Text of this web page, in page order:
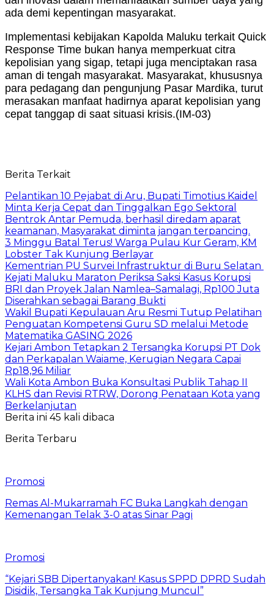
ada demi kepentingan masyarakat.
Implementasi kebijakan Kapolda Maluku terkait Quick
Response Time bukan hanya memperkuat citra
kepolisian yang sigap, tetapi juga menciptakan rasa
aman di tengah masyarakat. Masyarakat, khususnya
para pedagang dan pengunjung Pasar Mardika, turut
merasakan manfaat hadirnya aparat kepolisian yang
cepat tanggap di saat situasi krisis.(IM-03)
Berita Terkait
Pelantikan 10 Pejabat di Aru, Bupati Timotius Kaidel
Minta Kerja Cepat dan Tinggalkan Ego Sektoral
Bentrok Antar Pemuda, berhasil diredam aparat
keamanan, Masyarakat diminta jangan terpancing.
3 Minggu Batal Terus! Warga Pulau Kur Geram, KM
Lobster Tak Kunjung Berlayar
Kementrian PU Survei Infrastruktur di Buru Selatan
Kejati Maluku Maraton Periksa Saksi Kasus Korupsi
BRI dan Proyek Jalan Namlea–Samalagi, Rp100 Juta
Diserahkan sebagai Barang Bukti
Wakil Bupati Kepulauan Aru Resmi Tutup Pelatihan
Penguatan Kompetensi Guru SD melalui Metode
Matematika GASING 2026
Kejari Ambon Tetapkan 2 Tersangka Korupsi PT Dok
dan Perkapalan Waiame, Kerugian Negara Capai
Rp18,96 Miliar
Wali Kota Ambon Buka Konsultasi Publik Tahap II
KLHS dan Revisi RTRW, Dorong Penataan Kota yang
Berkelanjutan
Berita ini 45 kali dibaca
Berita Terbaru
Promosi
Remas Al-Mukarramah FC Buka Langkah dengan
Kemenangan Telak 3-0 atas Sinar Pagi
Promosi
“Kejari SBB Dipertanyakan! Kasus SPPD DPRD Sudah
Disidik, Tersangka Tak Kunjung Muncul”